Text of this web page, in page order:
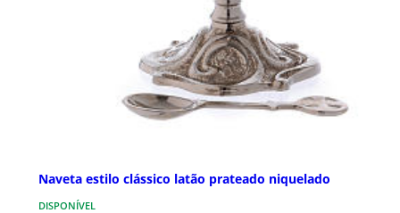
Naveta estilo clássico latão prateado niquelado
DISPONÍVEL